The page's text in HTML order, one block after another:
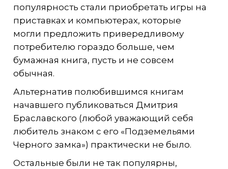
популярность стали приобретать игры на
приставках и компьютерах, которые
могли предложить привередливому
потребителю гораздо больше, чем
бумажная книга, пусть и не совсем
обычная.
Альтернатив полюбившимся книгам
начавшего публиковаться Дмитрия
Браславского (любой уважающий себя
любитель знаком с его «Подземельями
Черного замка») практически не было.
Остальные были не так популярны,